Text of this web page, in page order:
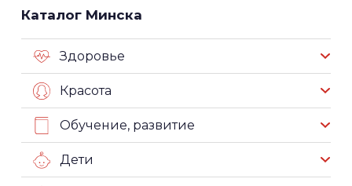
Каталог Минска
Здоровье
Красота
Обучение, развитие
Дети